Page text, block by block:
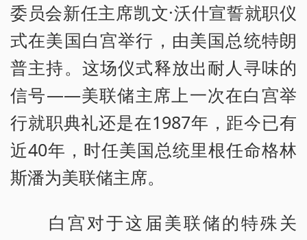
委员会新任主席凯文·沃什宣誓就职仪
式在美国白宫举行，由美国总统特朗
普主持。这场仪式释放出耐人寻味的
信号——美联储主席上一次在白宫举
行就职典礼还是在1987年，距今已有
近40年，时任美国总统里根任命格林
斯潘为美联储主席。
白宫对于这届美联储的特殊关